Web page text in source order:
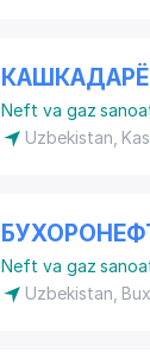
Neft va gaz
Uzbekistan,
Neft va gaz
Uzbekistan,